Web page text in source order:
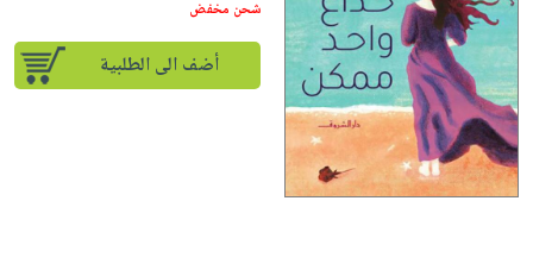
إختياراتنا
كتب
أكاديمية
صندوق
القراءة
English
iKitab
بلا
حدود
أسئلة
يتكرر
طرحها
أسئلة
يتكرر
طرحها
تحميل
masmu3
على
المواضيع
الأكثر
مبيعاً
إختياراتنا
وسائل
تعليمية
الصحة
والعناية
الشخصية
جديد
شحن مخفض
أضف الى الطلبية